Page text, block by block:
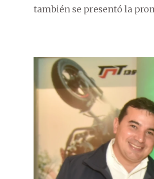
también se presentó la